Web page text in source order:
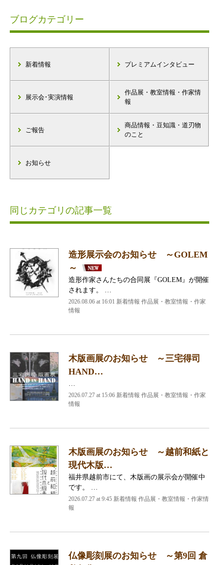
ブログカテゴリー
新着情報 プレミアムインタビュー
展示会･実演情報
作品展・教室情報・作家情
報
ご報告
商品情報・豆知識・道刃物
のこと
お知らせ
同じカテゴリの記事一覧
造形展示会のお知らせ ～GOLEM
～
造形作家さんたちの合同展『GOLEM』が開催
されます。 …
2026.08.06 at 16:01 新着情報 作品展・教室情報・作家
情報
木版画展のお知らせ ～三宅得司
HAND…
2026.07.27 at 15:06 新着情報 作品展・教室情報・作家
情報
木版画展のお知らせ ～越前和紙と
現代木版…
福井県越前市にて、木版画の展示会が開催中
です。 …
2026.07.27 at 9:45 新着情報 作品展・教室情報・作家情
報
仏像彫刻展のお知らせ ～第9回 倉